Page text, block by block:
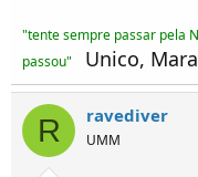
"tente sempre passar pela
passou"
Unico,
R ravediver
UMM